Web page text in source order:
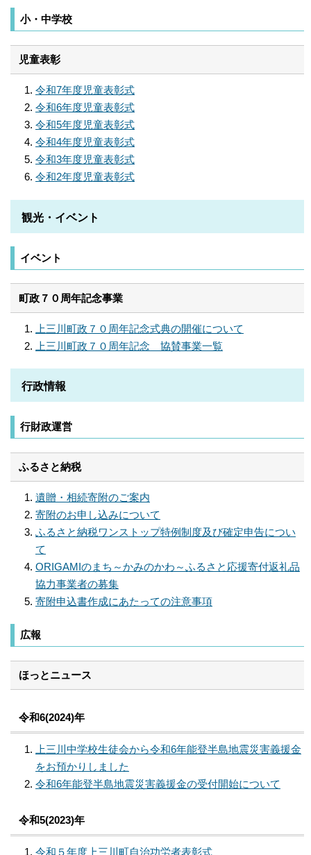
小・中学校
児童表彰
令和7年度児童表彰式
令和6年度児童表彰式
令和5年度児童表彰式
令和4年度児童表彰式
令和3年度児童表彰式
令和2年度児童表彰式
観光・イベント
イベント
町政７０周年記念事業
上三川町政７０周年記念式典の開催について
上三川町政７０周年記念 協賛事業一覧
行政情報
行財政運営
ふるさと納税
遺贈・相続寄附のご案内
寄附のお申し込みについて
ふるさと納税ワンストップ特例制度及び確定申告につい
て
ORIGAMIのまち～かみのかわ～ふるさと応援寄付返礼品
協力事業者の募集
寄附申込書作成にあたっての注意事項
広報
ほっとニュース
令和6(2024)年
上三川中学校生徒会から令和6年能登半島地震災害義援金
をお預かりしました
令和6年能登半島地震災害義援金の受付開始について
令和5(2023)年
令和５年度上三川町自治功労者表彰式